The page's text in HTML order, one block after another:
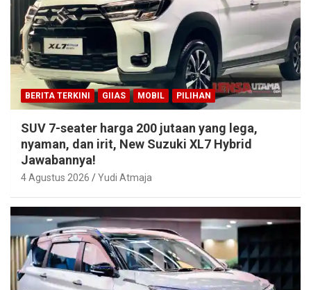
BERITA TERKINI GIIAS MOBIL PILIHAN
SUV 7-seater harga 200 jutaan yang lega,
nyaman, dan irit, New Suzuki XL7 Hybrid
Jawabannya!
4 Agustus 2026 Yudi Atmaja